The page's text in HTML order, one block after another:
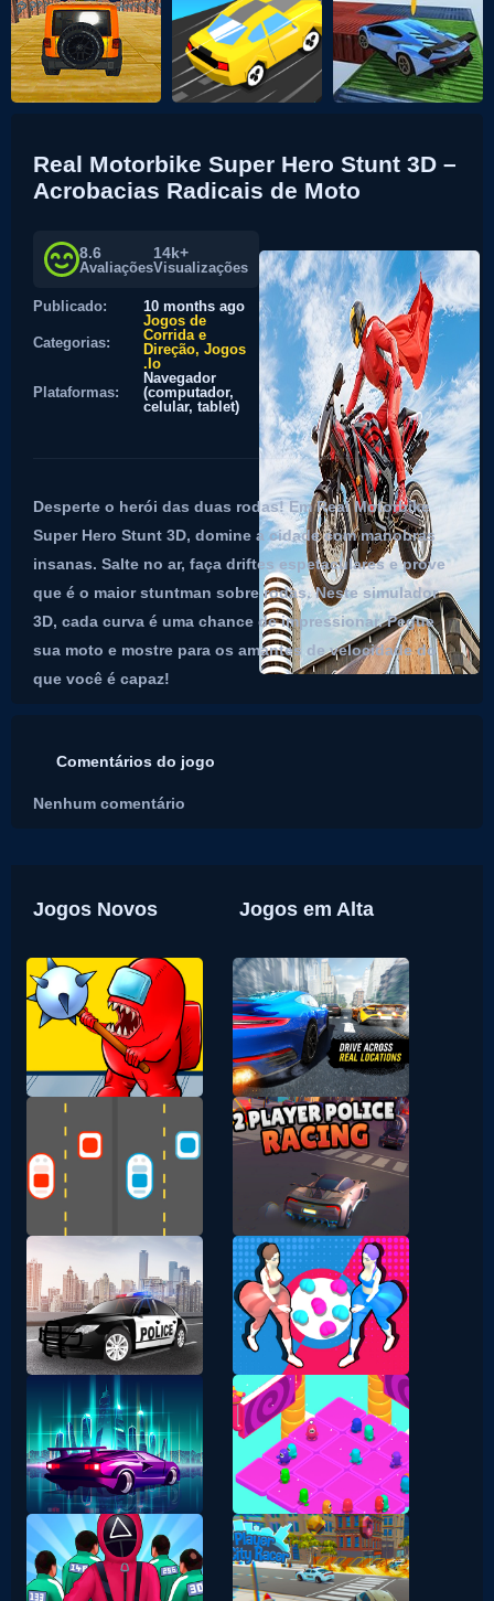
Real Motorbike Super Hero Stunt 3D –
Acrobacias Radicais de Moto
8.6
Avaliações
14k+
Visualizações
Publicado: 10 months ago
Categorias:
Jogos de
Corrida e
Direção Jogos
.Io
Plataformas:
Navegador
(computador,
celular, tablet)
Desperte o herói das duas rodas! Em Real Motorbike
Super Hero Stunt 3D, domine a cidade com manobras
insanas. Salte no ar, faça driftes espetaculares e prove
que é o maior stuntman sobre rodas. Neste simulador
3D, cada curva é uma chance de impressionar. Pegue
sua moto e mostre para os amantes de velocidade do
que você é capaz!
Comentários do jogo
Nenhum comentário
Jogos Novos Jogos em Alta